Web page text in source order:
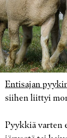
Entisajan
siihen liittyi
Pyykkiä varten